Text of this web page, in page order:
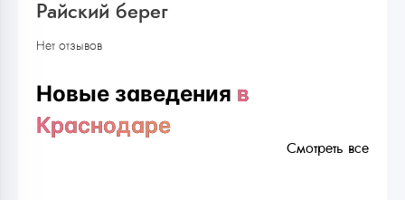
Райский берег
Нет отзывов
Новые заведения в
Краснодаре
Смотреть все